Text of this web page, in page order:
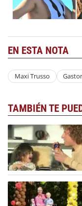
EN ESTA NOTA
Maxi Trusso
TAMBIÉN TE